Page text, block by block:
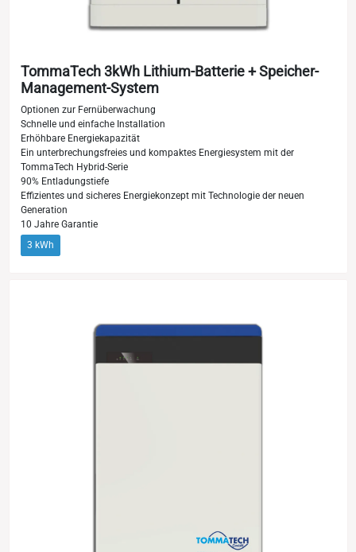
TommaTech 3kWh Lithium-Batterie + Speicher-
Management-System
Optionen zur Fernüberwachung
Schnelle und einfache Installation
Erhöhbare Energiekapazität
Ein unterbrechungsfreies und kompaktes Energiesystem mit der
TommaTech Hybrid-Serie
90% Entladungstiefe
Effizientes und sicheres Energiekonzept mit Technologie der neuen
Generation
10 Jahre Garantie
3 kWh